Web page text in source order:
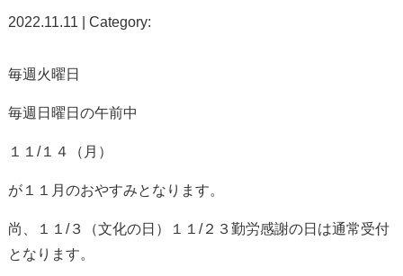
2022.11.11 | Category:
毎週火曜日
毎週日曜日の午前中
１１/１４（月）
が１１月のおやすみとなります。
尚、１１/３（文化の日）１１/２３勤労感謝の日は通常受付
となります。